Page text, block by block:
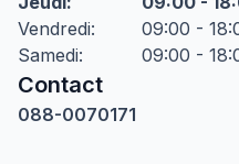
Vendredi:
09:00 -
Samedi: 09:00 -
Contact
088-0070171